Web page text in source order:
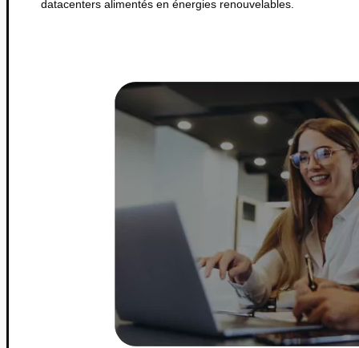
datacenters alimentés en énergies renouvelables.